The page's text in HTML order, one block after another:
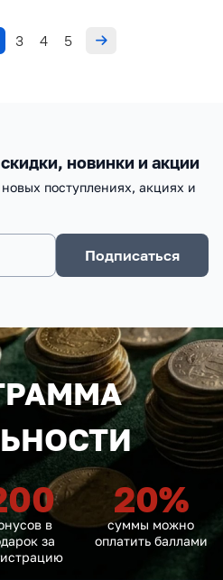
3 4 5
новинки и акции
поступлениях, акциях и
Подписаться
в
за
20%
суммы можно
оплатить баллами